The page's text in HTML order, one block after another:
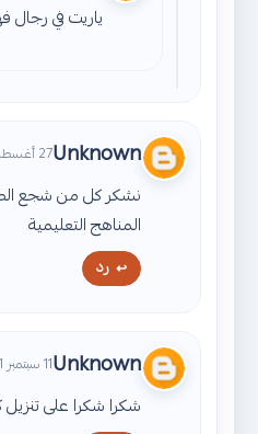
ياريت في رجال
Unknown27 أغسطس 2021 في 7:57 ص
نشكر كل من شجع
المناهج التعليمية
رد
Unknown11 سبتمبر 2021 في 1:41 ص
شكرا شكرا على تنزيل